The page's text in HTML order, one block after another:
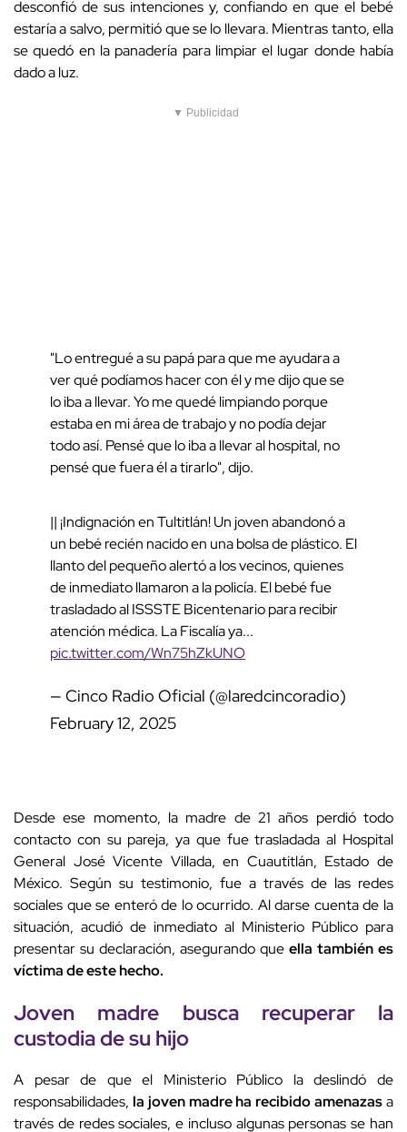
desconfió de sus intenciones y, confiando en que el bebé
estaría a salvo, permitió que se lo llevara. Mientras tanto, ella
se quedó en la panadería para limpiar el lugar donde había
dado a luz.
▼ Publicidad
"Lo entregué a su papá para que me ayudara a
ver qué podíamos hacer con él y me dijo que se
lo iba a llevar. Yo me quedé limpiando porque
estaba en mi área de trabajo y no podía dejar
todo así. Pensé que lo iba a llevar al hospital, no
pensé que fuera él a tirarlo", dijo.
|| ¡Indignación en Tultitlán! Un joven abandonó a
un bebé recién nacido en una bolsa de plástico. El
llanto del pequeño alertó a los vecinos, quienes
de inmediato llamaron a la policía. El bebé fue
trasladado al ISSSTE Bicentenario para recibir
atención médica. La Fiscalía ya...
pic.twitter.com/Wn75hZkUNO
— Cinco Radio Oficial (@laredcincoradio)
February 12, 2025
Desde ese momento, la madre de 21 años perdió todo
contacto con su pareja, ya que fue trasladada al Hospital
General José Vicente Villada, en Cuautitlán, Estado de
México. Según su testimonio, fue a través de las redes
sociales que se enteró de lo ocurrido. Al darse cuenta de la
situación, acudió de inmediato al Ministerio Público para
presentar su declaración, asegurando que ella también es
víctima de este hecho.
Joven madre busca recuperar la
custodia de su hijo
A pesar de que el Ministerio Público la deslindó de
responsabilidades, la joven madre ha recibido amenazasa
través de redes sociales, e incluso algunas personas se han